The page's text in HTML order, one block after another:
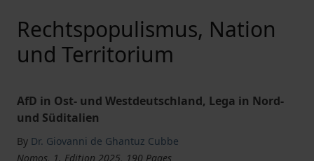
Rechtspopulismus, Nation
und Territorium
AfD in Ost- und Westdeutschland, Lega in Nord-
und Süditalien
By Dr. Giovanni de Ghantuz Cubbe
Nomos, 1. Edition 2025, 190 Pages